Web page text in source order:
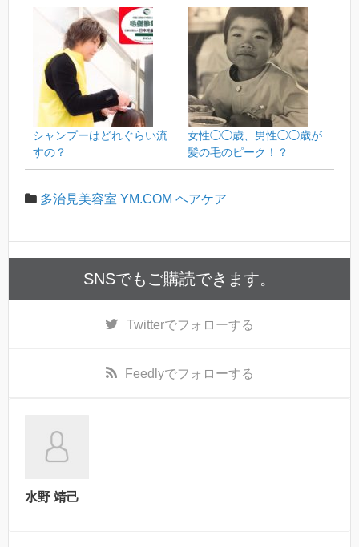
シャンプーはどれぐらい流
すの？
女性◯◯歳、男性◯◯歳が
髪の毛のピーク！？
多治見美容室 YM.COM ヘアケア
SNSでもご購読できます。
Twitterでフォローする
Feedlyでフォローする
水野 靖己